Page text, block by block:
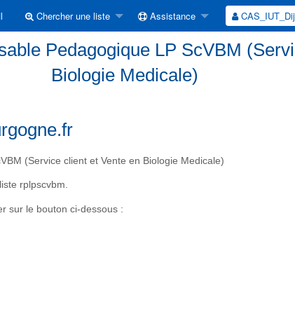
Chercher une liste Assistance
Pedagogique LP ScVBM
Biologie Medicale)
(Service client et Vente en Biologie Medicale)
rplpscvbm.
sur le bouton ci-dessous :